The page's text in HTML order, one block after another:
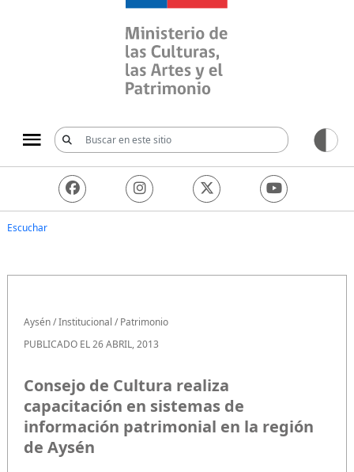
Ministerio de las
Escuchar
Aysén/Institucional /Patrimonio
PUBLICADO EL 26 ABRIL, 2013
Consejo de Cultura realiza
capacitación en sistemas de
información patrimonial en la región
de Aysén